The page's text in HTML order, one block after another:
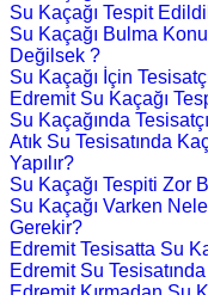
Su Kaçağı Tespit
Su Kaçağı Bulma
Değilsek ?
Su Kaçağı İçin
Edremit Su Kaçağı
Su Kaçağında
Atık Su Tesisatında
Yapılır?
Su Kaçağı Tespiti Zor
Su Kaçağı Varken
Gerekir?
Edremit Tesisatta Su
Edremit Su